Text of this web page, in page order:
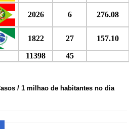
2026 6 276.08
1822 27
157.10
11398 45
/ 1 milhao de habitantes no dia